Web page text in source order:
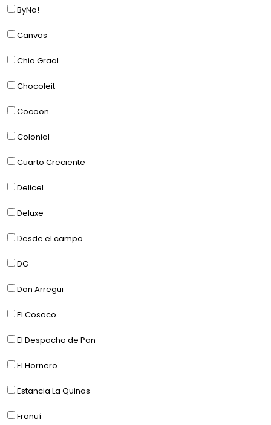
ByNa!
Canvas
Chia Graal
Chocoleit
Cocoon
Colonial
Cuarto Creciente
Delicel
Deluxe
Desde el campo
DG
Don Arregui
El Cosaco
El Despacho de Pan
El Hornero
Estancia La Quinas
Franuí